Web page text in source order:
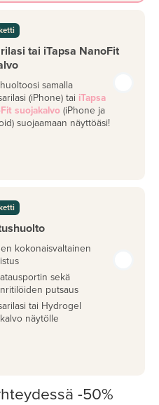
tai iTapsa NanoFit
samalla
(iPhone) tai iTapsa
suojakalvo (iPhone ja
suojaamaan näyttöäsi!
kokonaisvaltainen
sekä
putsaus
tai Hydrogel
näytölle
-50%